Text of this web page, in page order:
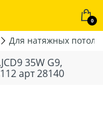
0
Для натяжных
35W G9,
арт 28140